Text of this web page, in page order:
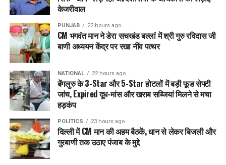
चंडीगढ़ (संघीय क्षेत्र) से जुड़े रहे हैं। नवंबर 2025 में केंद्र ने संविधान के
अनुच्छेद 240 में संशोधन का प्रस्ताव रखा, जिससे चंडीगढ़ में अलग
लेफ्टिनेंट गवर्नर (LG) या प्रशासक की नियुक्ति संभव होती। इसको लेकर
बवाल हुआ।
केंद्र ने उस समय जवाब दिया कि यह फैसाल नहीं लिया जा रहा है। फिर
पंजाब यूनिवर्सिटी में सीनेट व सिंडीकेट चुनाव को लेकर विवाद रहा।।
चंडीगढ़ प्रशासन में UT/AGMUT कैडर अधिकारियों (SSP आदि) की
नियुक्ति बढ़ाने पर भी विवाद रहा, जिसे पंजाब ने अपने कैडर अधिकारियों के
हक का हनन बताया। इसी तरह BBMB में भी अधिकारियों की नियुक्ति को
लेकर विवाद चल रहा है।
RELATED TOPICS:
PUNJAB
PUNJABNEWS
केजरीवाल
PUNJAB 22 hours ago
CM भगवंत मान ने डेरा सचखंड बल्लां में श्री गुरु रविदास जी
बाणी अध्ययन केंद्र पर रखा नींव पत्थर
NATIONAL 22 hours ago
बेंगलुरु के 3-Star और 5-Star होटलों में बड़ी फूड सेफ्टी
जांच, Expired दूध-मांस और खराब सब्जियां मिलने से मचा
हड़कंप
POLITICS 23 hours ago
दिल्ली में CM मान की अहम बैठकें, धान से लेकर बिजली और
गुरबाणी तक उठाए पंजाब के मुद्दे